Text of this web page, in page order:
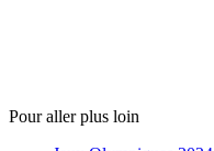
Pour aller plus loin